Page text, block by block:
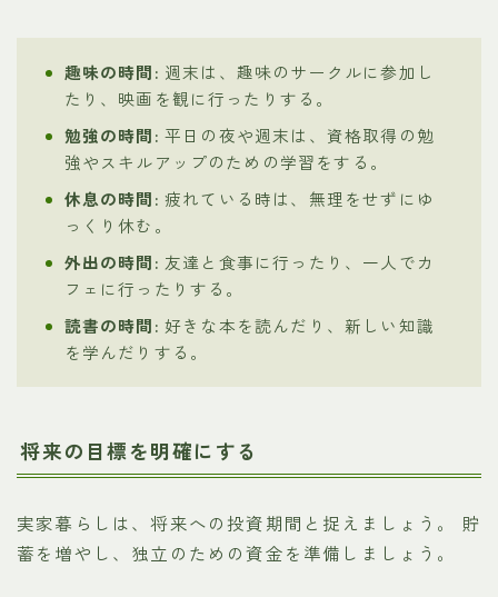
趣味の時間: 週末は、趣味のサークルに参加し
たり、映画を観に行ったりする。
勉強の時間: 平日の夜や週末は、資格取得の勉
強やスキルアップのための学習をする。
休息の時間: 疲れている時は、無理をせずにゆ
っくり休む。
外出の時間: 友達と食事に行ったり、一人でカ
フェに行ったりする。
読書の時間: 好きな本を読んだり、新しい知識
を学んだりする。
将来の目標を明確にする
実家暮らしは、将来への投資期間と捉えましょう。 貯
蓄を増やし、独立のための資金を準備しましょう。